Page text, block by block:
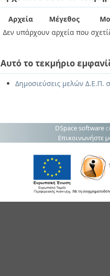
Αρχεία Μέγεθος
Δεν υπάρχουν αρχεία που
Αυτό το τεκμήριο
Δημοσιεύσεις μελών Δ.Ε.Π.
DSpace software
Επικοινωνήστε